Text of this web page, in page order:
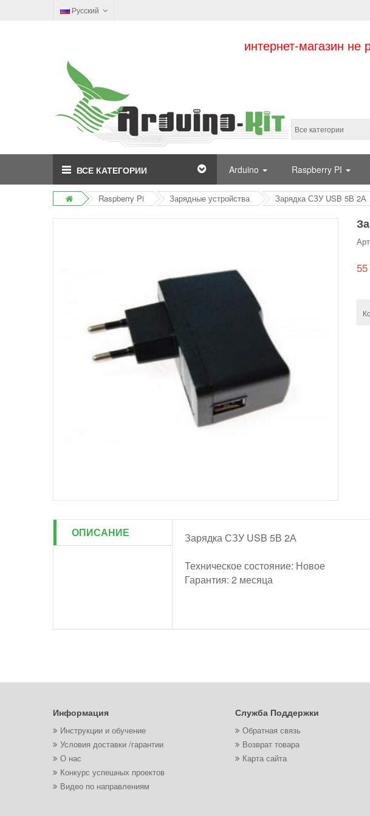
Русский
интернет-магазин не
ВСЕ КАТЕГОРИИ Arduino Raspberry PI
Raspberry Pi Зарядные устройства Зарядка СЗУ USB 5В 2А
55
ОПИСАНИЕ
Зарядка СЗУ USB 5В 2А
Техническое состояние: Новое
Гарантия: 2 месяца
Информация
Инструкции и обучение
Условия доставки /гарантии
О нас
Конкурс успешных проектов
Видео по направлениям
Служба Поддержки
Обратная связь
Возврат товара
Карта сайта